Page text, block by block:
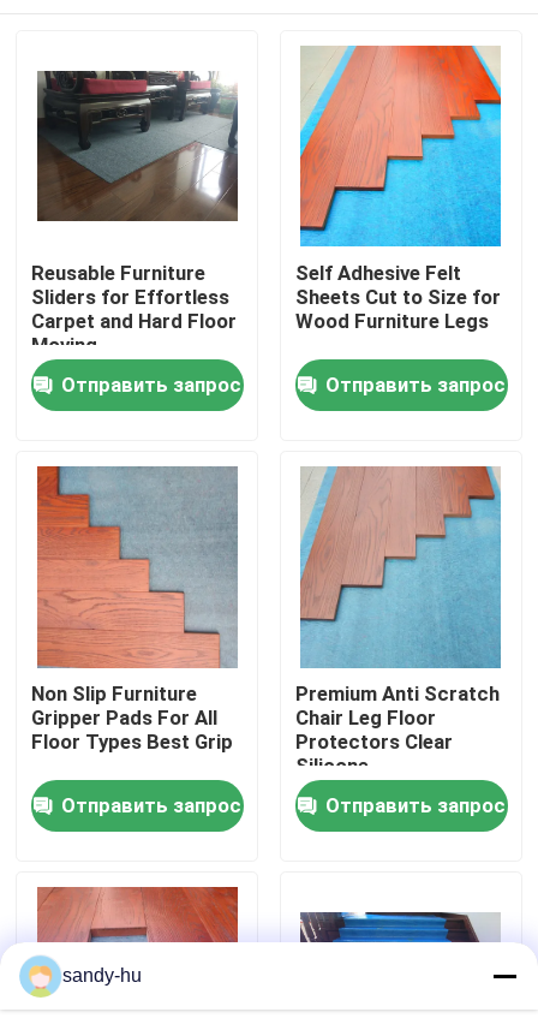
Домой
Продукты
О нас
Экскурсия по заводу
Контроль качества
Свяжитесь с нами
Новости
протектор пола
Предохранение от пола
Reusable Furniture
Sliders for Effortless
Carpet and Hard Floor
Moving
Отправить запрос
Self Adhesive Felt
Sheets Cut to Size for
Wood Furniture Legs
Отправить запрос
Non Slip Furniture
Gripper Pads For All
Floor Types Best Grip
Отправить запрос
Premium Anti Scratch
Chair Leg Floor
Protectors Clear
Silicone
Отправить запрос
sandy-hu